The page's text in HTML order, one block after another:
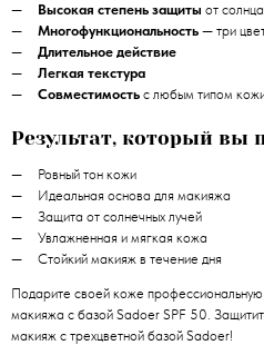
Высокая степень защиты от солнца
Многофункциональность — три
Длительное действие
Легкая текстура
Совместимость с любым типом
Результат, который вы
Ровный тон кожи
Идеальная основа для макияжа
Защита от солнечных лучей
Увлажненная и мягкая кожа
Стойкий макияж в течение дня
Подарите своей коже профессиональную
макияжа с базой Sadoer SPF 50.
макияж с трехцветной базой Sadoer!